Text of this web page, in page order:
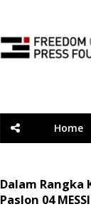
Home
Dalam Rangka
Paslon 04 MESSI